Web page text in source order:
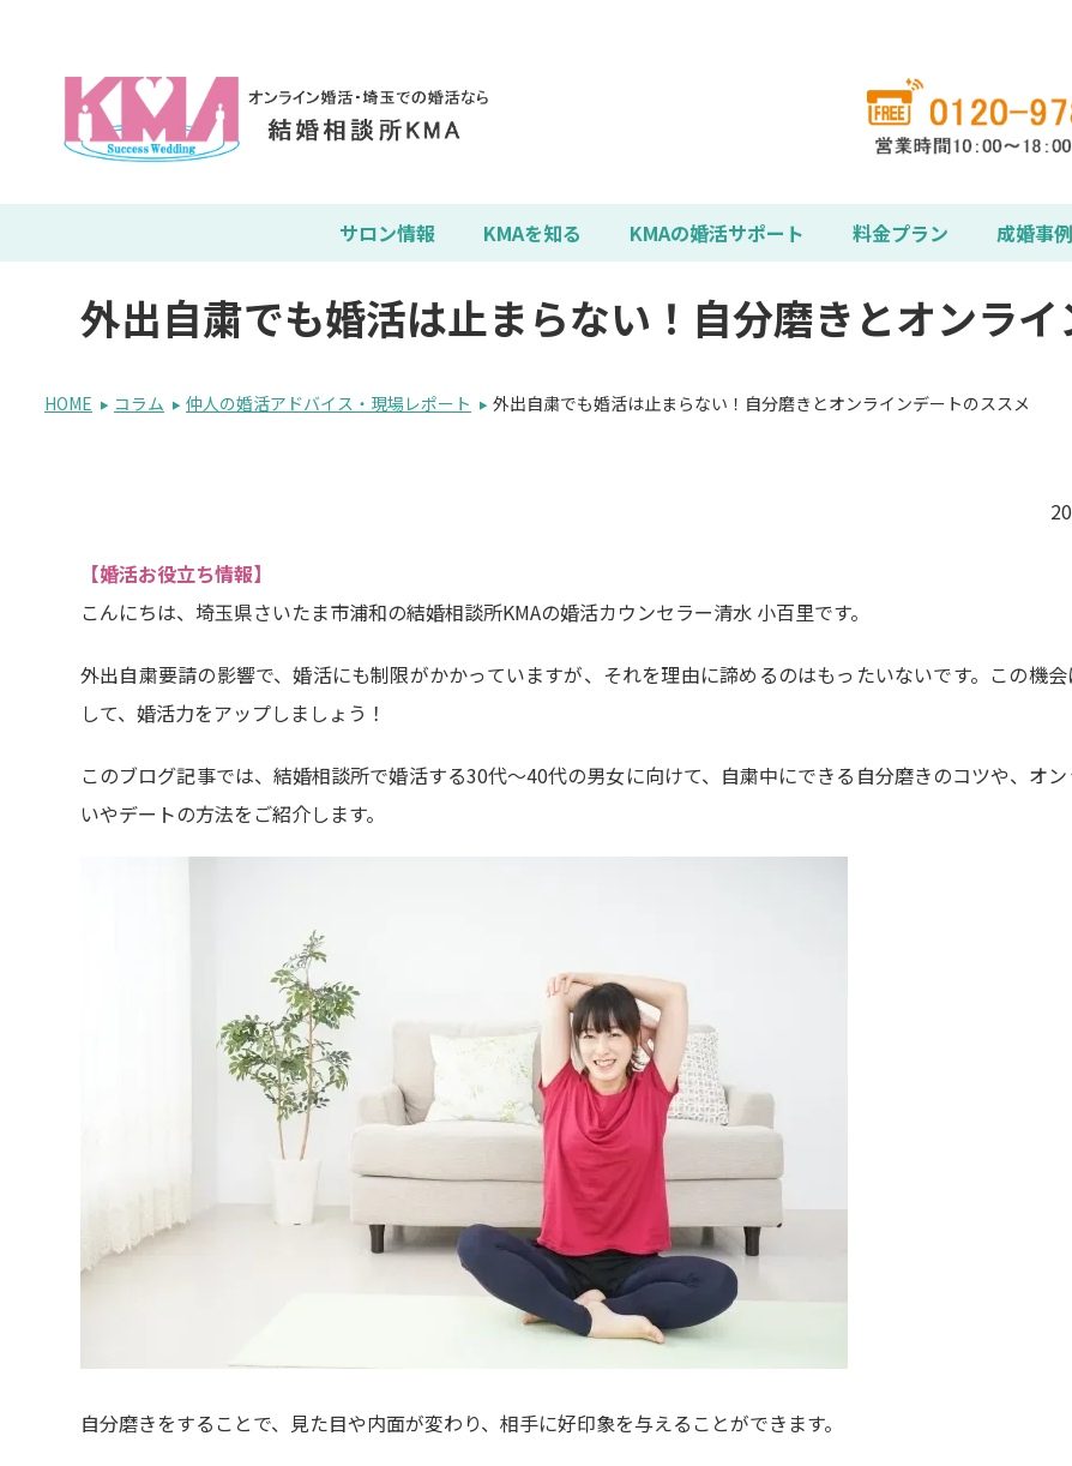
サロン情報 KMAを知る KMAの婚活サポート 料金プラン 成婚事例
外出自粛でも婚活は止まらない！自分磨きとオンラ
HOME コラム 仲人の婚活アドバイス・現場レポート 外出自粛でも婚活は止まらない！自分磨きとオンラインデートのススメ
【婚活お役立ち情報】
こんにちは、埼玉県さいたま市浦和の結婚相談所KMAの婚活カウンセラー清水 小百里です。
外出自粛要請の影響で、婚活にも制限がかかっていますが、それを理由に諦めるのはもったいないです。この機
して、婚活力をアップしましょう！
このブログ記事では、結婚相談所で婚活する30代～40代の男女に向けて、自粛中にできる自分磨きのコツや、オ
いやデートの方法をご紹介します。
自分磨きをすることで、見た目や内面が変わり、相手に好印象を与えることができます。